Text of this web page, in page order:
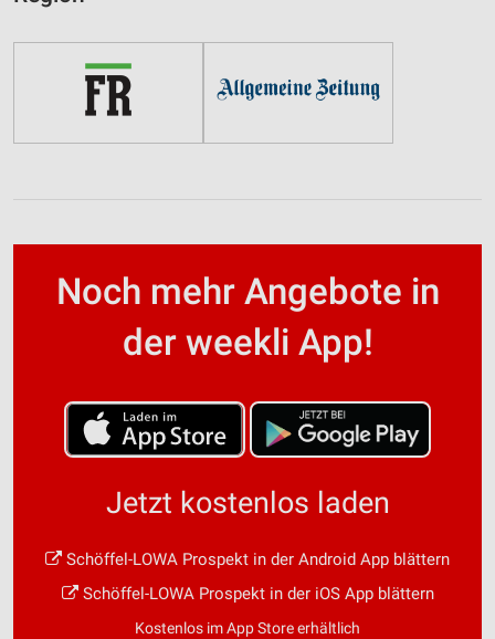
Noch mehr Angebote in
der weekli App!
Jetzt kostenlos laden
Schöffel-LOWA Prospekt in der Android App blättern
Schöffel-LOWA Prospekt in der iOS App blättern
Kostenlos im App Store erhältlich